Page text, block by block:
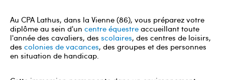
Au CPA Lathus, dans la Vienne (86), vous préparez votre
diplôme au sein d'un centre équestre accueillant toute
l'année des cavaliers, des scolaires, des centres de loisirs,
des colonies de vacances, des groupes et des personnes
en situation de handicap.